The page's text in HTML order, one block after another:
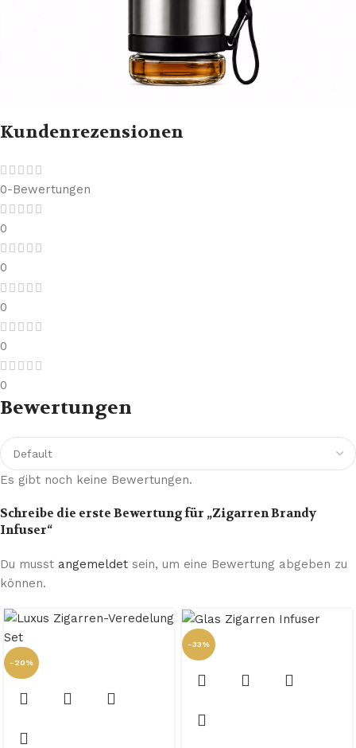
Kundenrezensionen
0-Bewertungen
0
0
0
0
0
Bewertungen
Es gibt noch keine Bewertungen.
Schreibe die erste Bewertung für „Zigarren Brandy
Infuser“
Du musst angemeldet sein, um eine Bewertung abgeben zu
können.
-20%
-33%